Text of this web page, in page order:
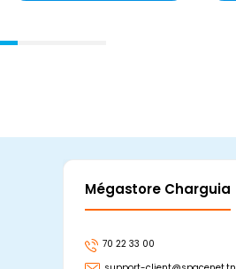
Mégastore Charguia
70 22 33 00